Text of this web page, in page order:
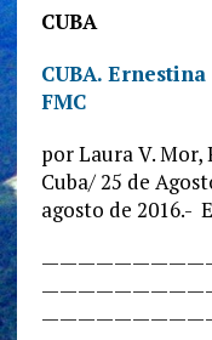
CUBA
CUBA.
FMC
por Laura V. Mor,
Cuba/ 25 de
agosto de 2016.-